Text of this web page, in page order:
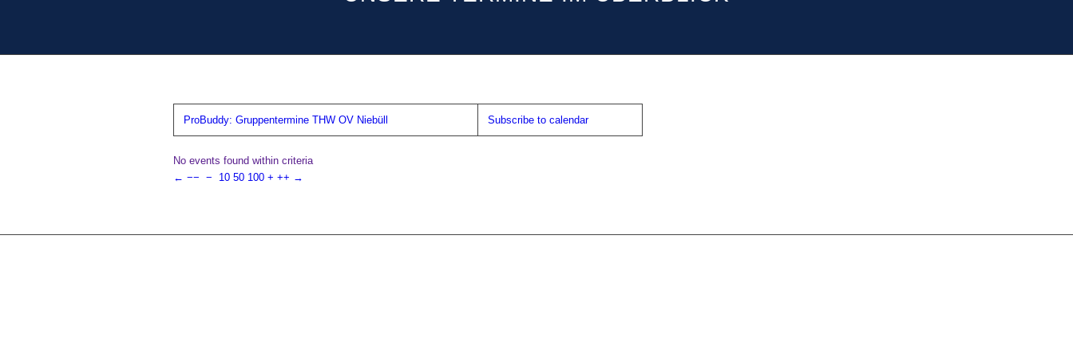
ProBuddy: Gruppentermine THW OV Niebüll Subscribe to calendar
No events found within criteria
← −− − 10 50 100 + ++ →